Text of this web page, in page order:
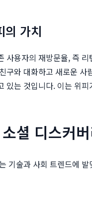
의 가치
사용자의 재방문율, 즉
구와 대화하고 새로운
있는 것입니다. 이는 위
셜 디스커
기술과 사회 트렌드에